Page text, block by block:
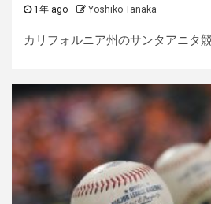
1年 ago Yoshiko Tanaka
カリフォルニア州のサンタアニタ